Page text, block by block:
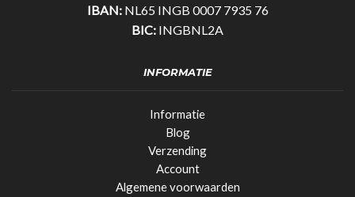
IBAN:NL65 INGB 0007 7935 76
BIC: INGBNL2A
INFORMATIE
Informatie
Blog
Verzending
Account
Algemene voorwaarden